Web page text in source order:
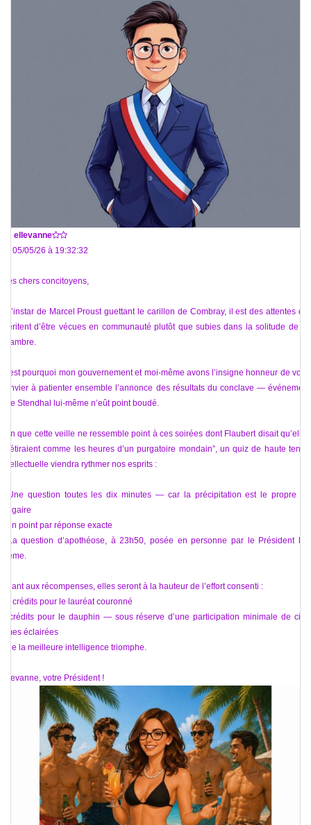
ellevanne
Le 05/05/26 à 19:32:32
Mes chers concitoyens,
À l’instar de Marcel Proust guettant le carillon de Combray, il est des attentes qui
méritent d’être vécues en communauté plutôt que subies dans la solitude de sa
chambre.
C’est pourquoi mon gouvernement et moi-même avons l’insigne honneur de vous
convier à patienter ensemble l’annonce des résultats du conclave — événement
que Stendhal lui-même n’eût point boudé.
Afin que cette veille ne ressemble point à ces soirées dont Flaubert disait qu’elles
“s’étiraient comme les heures d’un purgatoire mondain”, un quiz de haute tenue
intellectuelle viendra rythmer nos esprits :
• Une question toutes les dix minutes — car la précipitation est le propre du
vulgaire
• Un point par réponse exacte
• La question d’apothéose, à 23h50, posée en personne par le Président lui-
même.
Quant aux récompenses, elles seront à la hauteur de l’effort consenti :
10 crédits pour le lauréat couronné
5 crédits pour le dauphin — sous réserve d’une participation minimale de cinq
âmes éclairées
Que la meilleure intelligence triomphe.
Ellevanne, votre Président !